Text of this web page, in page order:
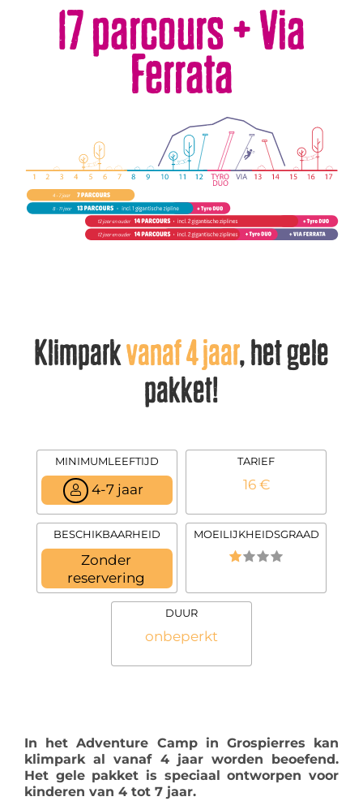
17 parcours + Via
Ferrata
Klimparkvanaf 4 jaar, het gele
pakket!
MINIMUMLEEFTIJD
4-7 jaar
TARIEF
16 €
BESCHIKBAARHEID
Zonder
reservering
MOEILIJKHEIDSGRAAD
DUUR
onbeperkt
In het Adventure Camp in Grospierres kan
klimpark al vanaf 4 jaar worden beoefend.
Het gele pakket is speciaal ontworpen voor
kinderen van 4 tot 7 jaar.